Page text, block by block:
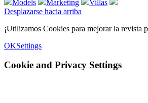
Models Marketing
Villas
Desplazarse hacia arriba
¡Utilizamos Cookies para mejorar la revista
OKSettings
Cookie and Privacy Settings